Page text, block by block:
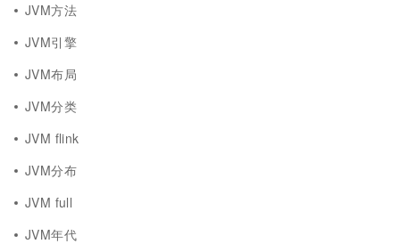
JVM方法
JVM引擎
JVM布局
JVM分类
JVM flink
JVM分布
JVM full
JVM年代